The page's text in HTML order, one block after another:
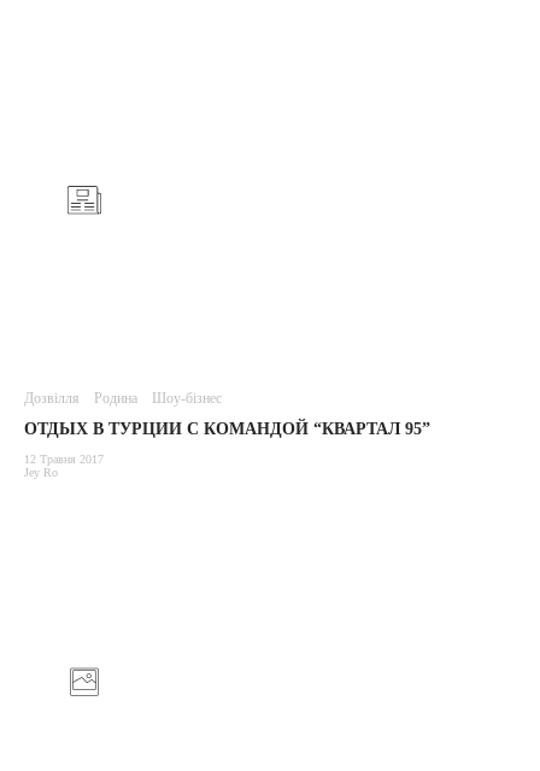
Дозвілля Родина Шоу-бізнес
ОТДЫХ В ТУРЦИИ С КОМАНДОЙ “КВАРТАЛ 95”
12 Травня 2017
Jey Ro